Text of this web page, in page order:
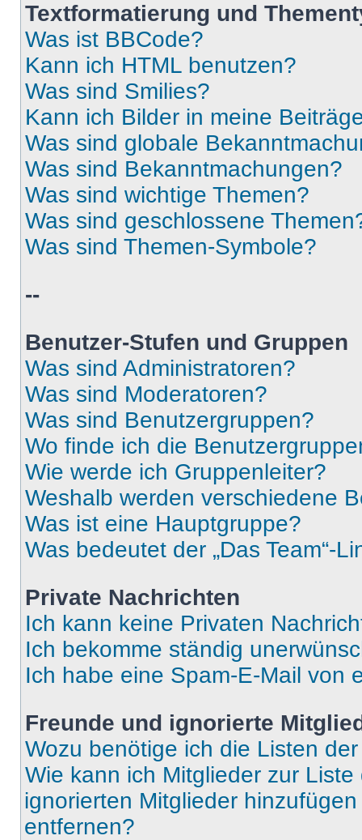
Textformatierung und
Was ist BBCode?
Kann ich HTML benutzen?
Was sind Smilies?
Kann ich Bilder in meine
Was sind globale
Was sind Bekanntmachungen?
Was sind wichtige Themen?
Was sind geschlossene
Was sind Themen-Symbole?
--
Benutzer-Stufen und Gruppen
Was sind Administratoren?
Was sind Moderatoren?
Was sind Benutzergruppen?
Wo finde ich die
Wie werde ich Gruppenleiter?
Weshalb werden verschiedene
Was ist eine Hauptgruppe?
Was bedeutet der „Das Team“-
Private Nachrichten
Ich kann keine Privaten
Ich bekomme ständig
Ich habe eine Spam-E-Mail von
Freunde und ignorierte
Wozu benötige ich die Listen
Wie kann ich Mitglieder zur
ignorierten Mitglieder
entfernen?